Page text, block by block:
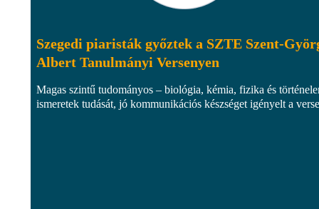
Szegedi piaristák győztek a SZTE Szent-
Albert Tanulmányi Versenyen
Magas szintű tudományos – biológia, kémia, fizika és
ismeretek tudását, jó kommunikációs készséget igényelt a